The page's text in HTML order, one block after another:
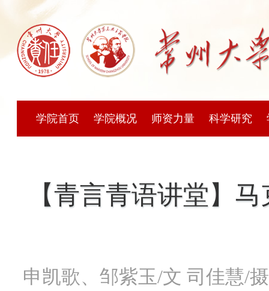
学院首页 学院概况 师资力量 科学研究
【青言青语讲堂】
申凯歌、邹紫玉/文 司佳慧/